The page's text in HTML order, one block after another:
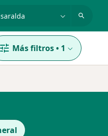
Más filtros• 1